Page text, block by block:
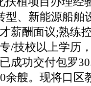
型、新能源船舶
薪酬面议;熟练
/技校以上学历
成功交付包罗
余艘。现将口区